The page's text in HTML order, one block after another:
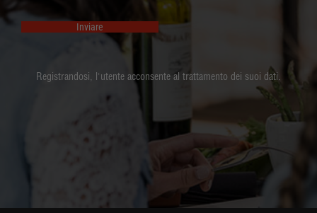
Inviare
Registrandosi, l'utente acconsente al trattamento dei suoi dati.